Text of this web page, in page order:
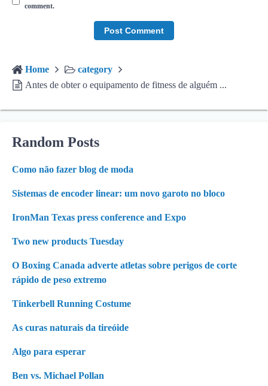
comment.
Home
category
Antes de obter o equipamento de fitness de alguém ...
Random Posts
Como não fazer blog de moda
Sistemas de encoder linear: um novo garoto no bloco
IronMan Texas press conference and Expo
Two new products Tuesday
O Boxing Canada adverte atletas sobre perigos de corte
rápido de peso extremo
Tinkerbell Running Costume
As curas naturais da tireóide
Algo para esperar
Ben vs. Michael Pollan